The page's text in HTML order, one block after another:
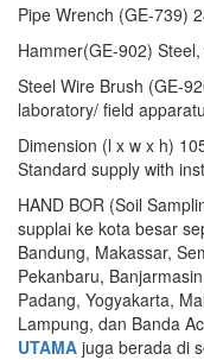
Pipe Wrench (GE-739)
Hammer(GE-902)
Steel Wire Brush (GE-
laboratory/ field
Dimension (l x w x h)
Standard supply with
HAND BOR (Soil
supplai ke kota besar
Bandung, Makassar,
Pekanbaru,
Padang, Yogyakarta,
Lampung, dan Banda
UTAMA juga berada di